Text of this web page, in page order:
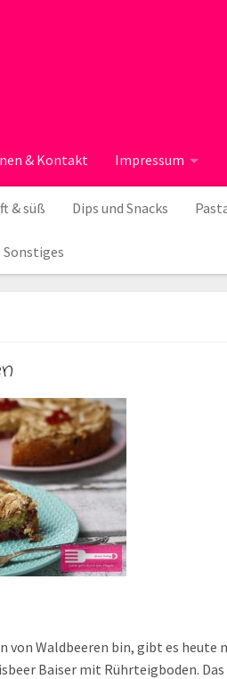
& Kontakt Impressum
& süß Dips und Snacks
Sonstiges
von Waldbeeren bin, gibt es heute
Baiser mit Rührteigboden. Das